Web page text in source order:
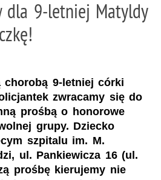
dla 9-letniej Matyldy
chorobą 9-letniej córki
zwracamy się do
prośbą o honorowe
grupy. Dziecko
szpitalu im. M.
ul. Pankiewicza 16 (ul.
prośbę kierujemy nie